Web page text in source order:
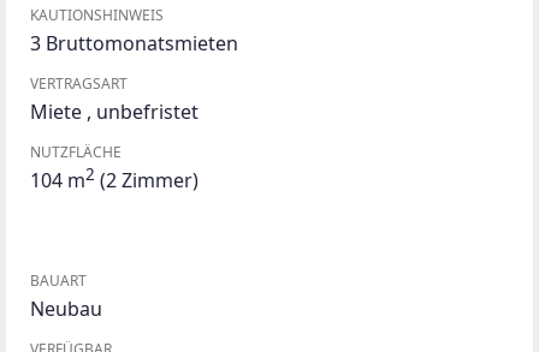
KAUTIONSHINWEIS
3 Bruttomonatsmieten
VERTRAGSART
Miete , unbefristet
NUTZFLÄCHE
104 m2 (2 Zimmer)
BAUART
Neubau